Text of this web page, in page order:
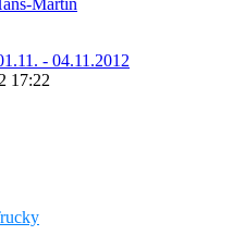
- 04.11.2012
17:22